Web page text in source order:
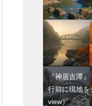
『神居古潭
行前に現地
view）